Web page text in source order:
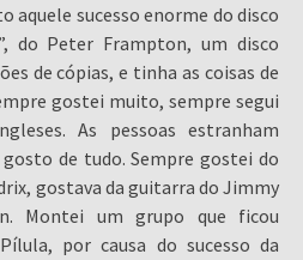
aquele sucesso enorme do disco
do Peter Frampton, um disco
de cópias, e tinha as coisas de
gostei muito, sempre segui
As pessoas estranham
de tudo. Sempre gostei do
gostava da guitarra do Jimmy
Montei um grupo que ficou
por causa do sucesso da